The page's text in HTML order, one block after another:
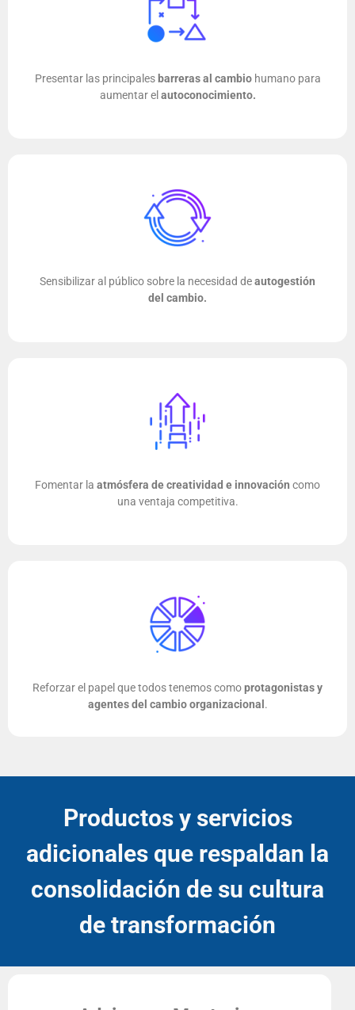
Presentar las principales barreras al cambio humano para
aumentar el autoconocimiento.
Sensibilizar al público sobre la necesidad deautogestión
del cambio.
Fomentar la atmósfera de creatividad e innovación como
una ventaja competitiva.
Reforzar el papel que todos tenemos comoprotagonistas y
agentes del cambio organizacional .
Productos y servicios
adicionales que respaldan la
consolidación de su cultura
de transformación